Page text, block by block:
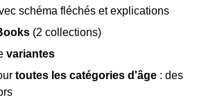
schéma fléchés et explications
(2 collections)
variantes
toutes les catégories d'âge : des